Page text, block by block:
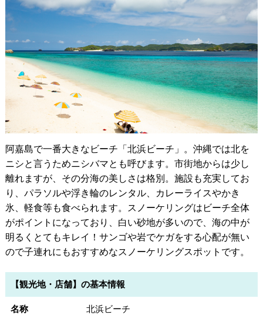
阿嘉島で一番大きなビーチ「北浜ビーチ」。沖縄では北を
ニシと言うためニシバマとも呼びます。市街地からは少し
離れますが、その分海の美しさは格別。施設も充実してお
り、パラソルや浮き輪のレンタル、カレーライスやかき
氷、軽食等も食べられます。スノーケリングはビーチ全体
がポイントになっており、白い砂地が多いので、海の中が
明るくとてもキレイ！サンゴや岩でケガをする心配が無い
ので子連れにもおすすめなスノーケリングスポットです。
【観光地・店舗】の基本情報
名称 北浜ビーチ